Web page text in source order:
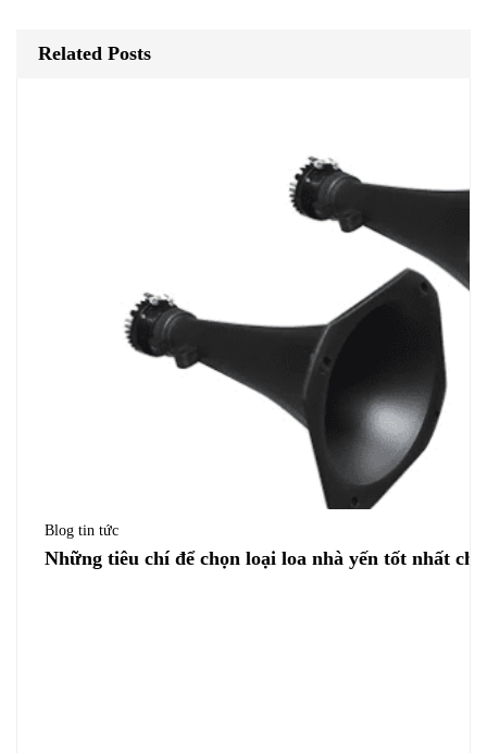
Related Posts
Blog tin tức
Những tiêu chí để chọn loại loa nhà yến tốt nhất